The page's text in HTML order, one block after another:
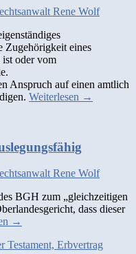
Rene Wolf
Zugehörigkeit eines
ist oder vom
Anspruch auf einen amtlich
Weiterlesen →
Rene Wolf
BGH zum „gleichzeitigen
dass dieser
→
Testament, Erbvertrag